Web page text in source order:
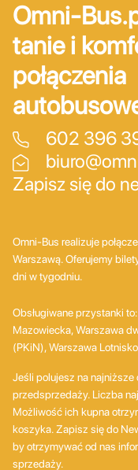
Omni-
tanie i
połączenia
602 396
Zapisz się do
Omni-Bus realizuje
Warszawą. Oferujemy
dni w tygodniu.
Obsługiwane przystanki
Mazowiecka, Warszawa
(PKiN), Warszawa
Jeśli polujesz na najniższe
przedsprzedaży. Liczba
Możliwość ich kupna
koszyka. Zapisz się do
by otrzymywać od nas
sprzedaży.